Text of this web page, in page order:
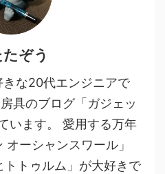
ぞう
きな20代エンジニアで
具のブログ「ガジェッ
います。 愛用する万年
ーシャンスワール」
トゥルム」が大好きで